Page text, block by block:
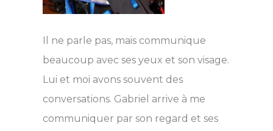
Il ne parle pas, mais communique
beaucoup avec ses yeux et son visage.
Lui et moi avons souvent des
conversations. Gabriel arrive à me
communiquer par son regard et ses